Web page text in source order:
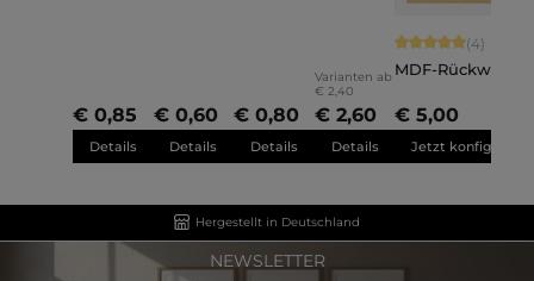
€ 0,85
Details
€ 0,60
Details
€ 0,80
Details
Varianten ab
€ 2,40
€ 2,60
Details
Durchschnittliche
(4)
MDF-Rückwand
Maß
€ 5,00
Jetzt
Hergestellt in Deutschland
NEWSLETTER